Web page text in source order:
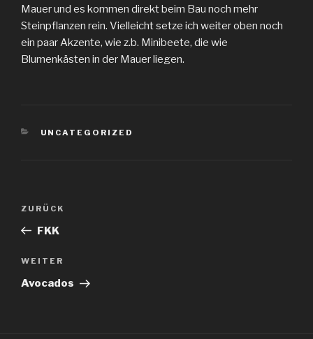
Mauer und es kommen direkt beim Bau noch mehr
Steinpflanzen rein. Vielleicht setze ich weiter oben noch
ein paar Akzente, wie z.b. Minibeete, die wie
Blumenkästen in der Mauer liegen.
KATEGORIEN
UNCATEGORIZED
Beitragsnavigation
Vorheriger
Beitrag
ZURÜCK
FKK
Nächster
Beitrag
WEITER
Avocados